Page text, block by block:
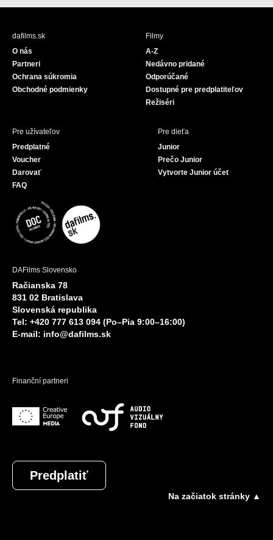
c
u
e
dafilms.sk
O nás
Partneri
Ochrana súkromia
Obchodné podmienky
Filmy
A-Z
Nedávno pridané
Odporúčané
Dostupné pre predplatiteľov
Režiséri
Pre užívateľov
Predplatné
Voucher
Darovať
FAQ
Pre dieťa
Junior
Prečo Junior
Vytvorte Junior účet
DAFilms Slovensko
Račianska 78
831 02 Bratislava
Slovenská republika
Tel: +420 777 613 094 (Po–Pia 9:00–16:00)
E-mail: info@dafilms.sk
Finanční partneri
Predplatiť
Na začiatok stránky ▲